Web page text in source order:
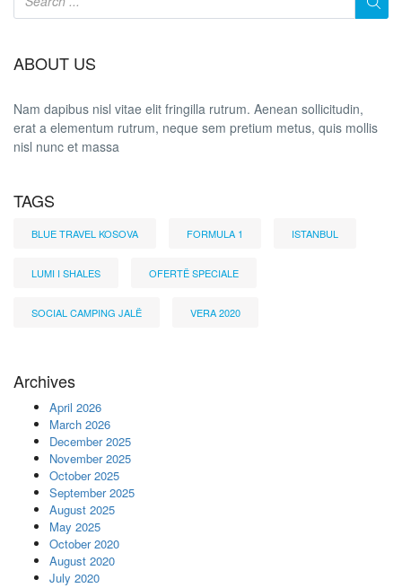
ABOUT US
Nam dapibus nisl vitae elit fringilla rutrum. Aenean sollicitudin,
erat a elementum rutrum, neque sem pretium metus, quis mollis
nisl nunc et massa
TAGS
BLUE TRAVEL KOSOVA FORMULA 1 ISTANBUL
LUMI I SHALES OFERTË SPECIALE
SOCIAL CAMPING JALË VERA 2020
Archives
April 2026
March 2026
December 2025
November 2025
October 2025
September 2025
August 2025
May 2025
October 2020
August 2020
July 2020